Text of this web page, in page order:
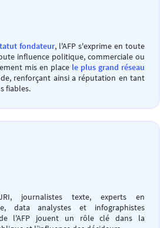
fondateur, l'AFP s'exprime en toute
influence politique, commerciale ou
mis en place le plus grand réseau
renforçant ainsi a réputation en tant
fiables.
journalistes texte, experts en
data analystes et infographistes
l'AFP jouent un rôle clé dans la